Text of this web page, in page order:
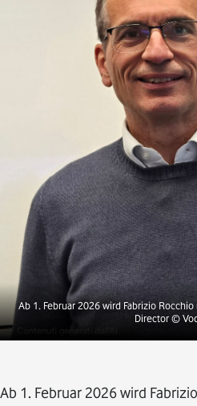
Ab 1. Februar 2026 wird Fabrizio
Director©
Ab 1. Februar 2026 wird